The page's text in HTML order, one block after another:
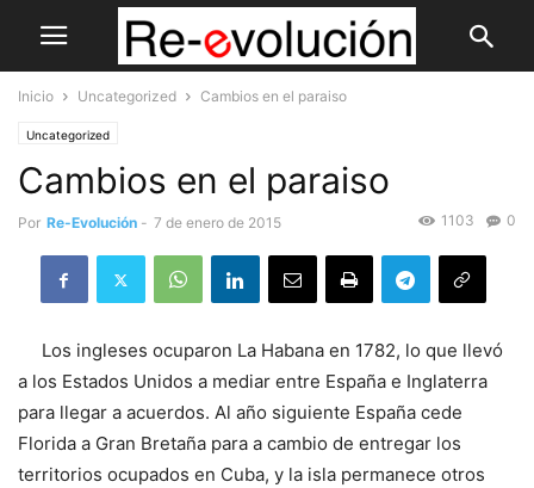
Inicio Uncategorized Cambios en el paraiso
Uncategorized
Cambios en el paraiso
Por Re-Evolución - 7 de enero de 2015 0
1103
Los ingleses ocuparon La Habana en 1782, lo que llevó
a los Estados Unidos a mediar entre España e Inglaterra
para llegar a acuerdos. Al año siguiente España cede
Florida a Gran Bretaña para a cambio de entregar los
territorios ocupados en Cuba, y la isla permanece otros